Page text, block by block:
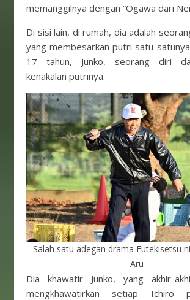
memanggilnya dengan “Ogawa dari
Di sisi lain, di rumah, dia adalah
yang membesarkan putri satu-
17 tahun, Junko, seorang diri
kenakalan putrinya.
Salah satu adegan drama Futekisetsu
Aru
Dia khawatir Junko, yang akhir-
mengkhawatirkan setiap Ichiro